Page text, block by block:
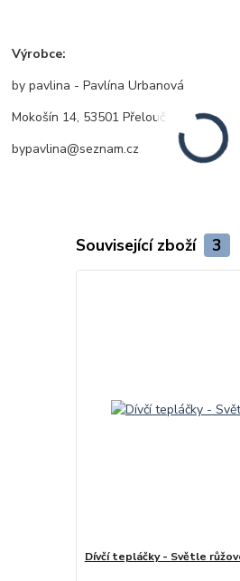
Výrobce:
by pavlina - Pavlína Urbanová
Mokošín 14, 53501 Přelouč
bypavlina@seznam.cz
Související zboží 3
Dívčí tepláčky - Světle